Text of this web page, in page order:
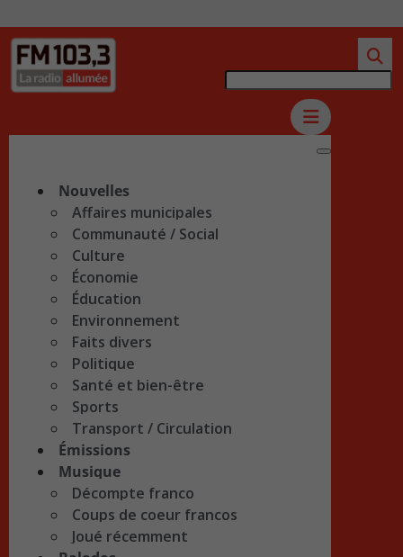
Nouvelles
Affaires municipales
Communauté / Social
Culture
Économie
Éducation
Environnement
Faits divers
Politique
Santé et bien-être
Sports
Transport / Circulation
Émissions
Musique
Décompte franco
Coups de coeur francos
Joué récemment